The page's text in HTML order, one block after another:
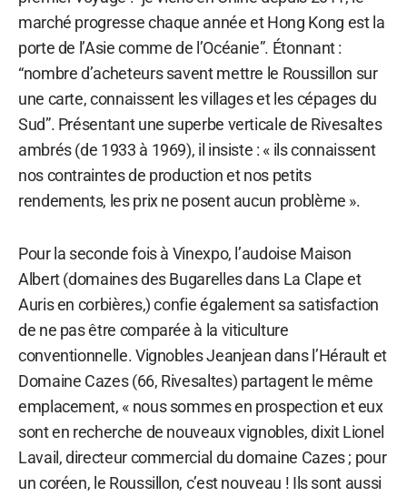
marché progresse chaque année et Hong Kong est la
porte de l’Asie comme de l’Océanie”. Étonnant :
“nombre d’acheteurs savent mettre le Roussillon sur
une carte, connaissent les villages et les cépages du
Sud”. Présentant une superbe verticale de Rivesaltes
ambrés (de 1933 à 1969), il insiste : « ils connaissent
nos contraintes de production et nos petits
rendements, les prix ne posent aucun problème ».
Pour la seconde fois à Vinexpo, l’audoise Maison
Albert (domaines des Bugarelles dans La Clape et
Auris en corbières,) confie également sa satisfaction
de ne pas être comparée à la viticulture
conventionnelle. Vignobles Jeanjean dans l’Hérault et
Domaine Cazes (66, Rivesaltes) partagent le même
emplacement, « nous sommes en prospection et eux
sont en recherche de nouveaux vignobles, dixit Lionel
Lavail, directeur commercial du domaine Cazes ; pour
un coréen, le Roussillon, c’est nouveau ! Ils sont aussi